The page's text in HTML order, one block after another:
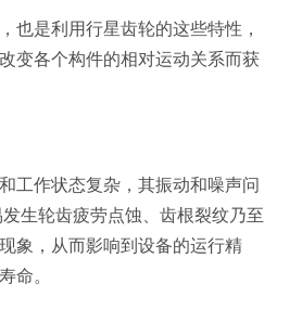
，也是利用行星齿轮的这些特性，
变各个构件的相对运动关系而获
工作状态复杂，其振动和噪声问
生轮齿疲劳点蚀、齿根裂纹乃至
象，从而影响到设备的运行精
命。